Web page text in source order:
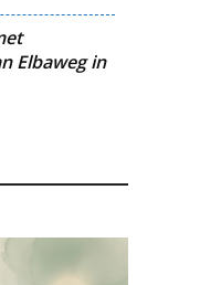
Elbaweg in